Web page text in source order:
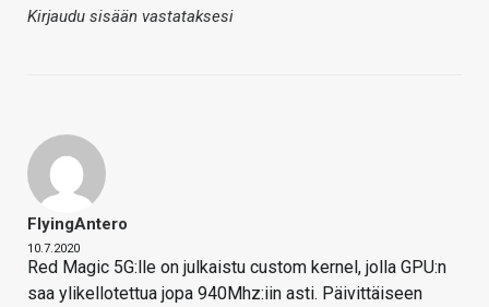
Kirjaudu sisään vastataksesi
FlyingAntero
10.7.2020
Red Magic 5G:lle on julkaistu custom kernel, jolla GPU:n
saa ylikellotettua jopa 940Mhz:iin asti. Päivittäiseen